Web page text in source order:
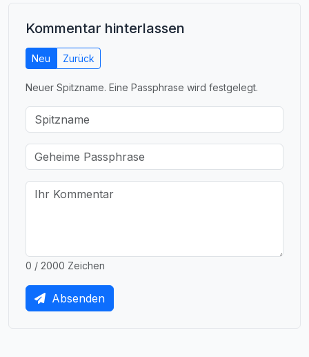
Kommentar hinterlassen
Neu Zurück
Neuer Spitzname. Eine Passphrase wird festgelegt.
0 / 2000 Zeichen
Absenden